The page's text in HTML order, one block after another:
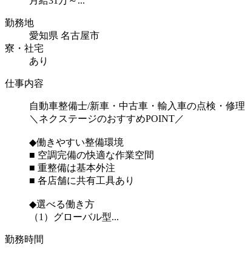
勤務地
愛知県 名古屋市
寮・社宅
あり
仕事内容
自動車整備士/新車・中古車・輸入車の点検・修理
＼ネクステージのおすすめPOINT／
◆働きやすい整備環境
■ 空調完備の快適な作業空間
■ 重整備は基本外注
■ 各店舗に共有工具あり
◆選べる働き方
（1）グローバル型...
勤務時間